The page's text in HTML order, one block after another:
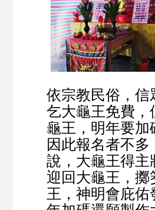
依宗教民俗，信
乞大龜王免費，
龜王，明年要加
因此報名者不多
說，大龜王得主
迎回大龜王，擲
王，神明會庇佑